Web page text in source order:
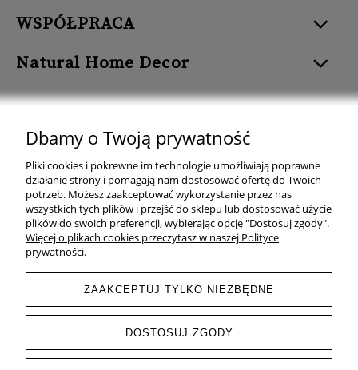
WSPÓŁPRACA
Natural Home Decor
Natural Home Decor | E-mail: sklep at naturalhomedecor.pl | Tel.:
507 707 299
| NIP: 7971800592 | REGON: 381429127
Copyright © 2026 - Naturalhomedecor.pl
Dbamy o Twoją prywatność
Pliki cookies i pokrewne im technologie umożliwiają poprawne
działanie strony i pomagają nam dostosować ofertę do Twoich
potrzeb. Możesz zaakceptować wykorzystanie przez nas
wszystkich tych plików i przejść do sklepu lub dostosować użycie
plików do swoich preferencji, wybierając opcję "Dostosuj zgody".
Więcej o plikach cookies przeczytasz w naszej Polityce
prywatności.
ZAAKCEPTUJ TYLKO NIEZBĘDNE
DOSTOSUJ ZGODY